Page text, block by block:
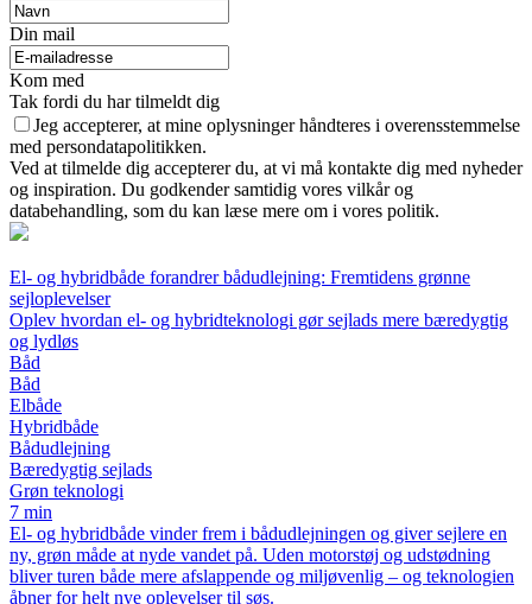
Din mail
Kom med
Tak fordi du har tilmeldt dig
Jeg accepterer, at mine oplysninger håndteres i overensstemmelse
med persondatapolitikken.
Ved at tilmelde dig accepterer du, at vi må kontakte dig med nyheder
og inspiration. Du godkender samtidig vores vilkår og
databehandling, som du kan læse mere om i vores politik.
El- og hybridbåde forandrer bådudlejning: Fremtidens grønne
sejloplevelser
Oplev hvordan el- og hybridteknologi gør sejlads mere bæredygtig
og lydløs
Båd
Båd
Elbåde
Hybridbåde
Bådudlejning
Bæredygtig sejlads
Grøn teknologi
7 min
El- og hybridbåde vinder frem i bådudlejningen og giver sejlere en
ny, grøn måde at nyde vandet på. Uden motorstøj og udstødning
bliver turen både mere afslappende og miljøvenlig – og teknologien
åbner for helt nye oplevelser til søs.